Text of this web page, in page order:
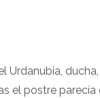
Urdanubia,
el postre